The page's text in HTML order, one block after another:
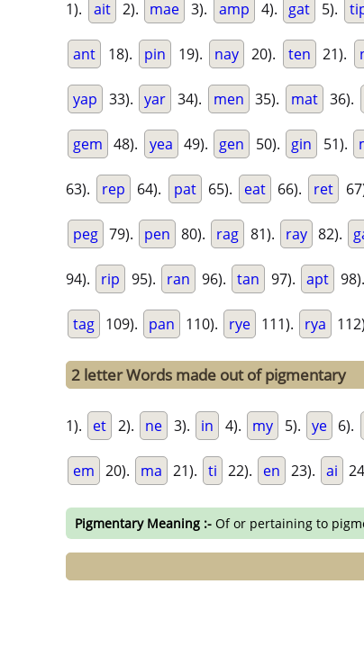
1). ait 2). mae 3). amp 4). gat 5).
ant 18). pin 19). nay 20). ten 21).
yap 33). yar 34). men 35). mat 36).
gem 48). yea 49). gen 50). gin 51).
63). rep 64). pat 65). eat 66). ret
peg 79). pen 80). rag 81). ray 82).
94). rip 95). ran 96). tan 97). apt 98).
tag 109). pan 110). rye 111). rya
2 letter Words made out of pigmentary
1). et 2). ne 3). in 4). my 5). ye 6).
em 20). ma 21). ti 22). en 23). ai
Pigmentary Meaning :- Of or pertaining to